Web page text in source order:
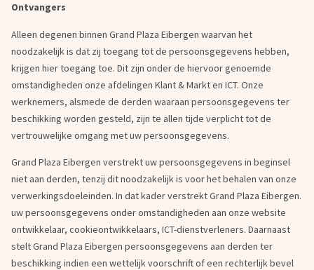
Ontvangers
Alleen degenen binnen Grand Plaza Eibergen waarvan het
noodzakelijk is dat zij toegang tot de persoonsgegevens hebben,
krijgen hier toegang toe. Dit zijn onder de hiervoor genoemde
omstandigheden onze afdelingen Klant & Markt en ICT. Onze
werknemers, alsmede de derden waaraan persoonsgegevens ter
beschikking worden gesteld, zijn te allen tijde verplicht tot de
vertrouwelijke omgang met uw persoonsgegevens.
Grand Plaza Eibergen verstrekt uw persoonsgegevens in beginsel
niet aan derden, tenzij dit noodzakelijk is voor het behalen van onze
verwerkingsdoeleinden. In dat kader verstrekt Grand Plaza Eibergen.
uw persoonsgegevens onder omstandigheden aan onze website
ontwikkelaar, cookieontwikkelaars, ICT-dienstverleners. Daarnaast
stelt Grand Plaza Eibergen persoonsgegevens aan derden ter
beschikking indien een wettelijk voorschrift of een rechterlijk bevel